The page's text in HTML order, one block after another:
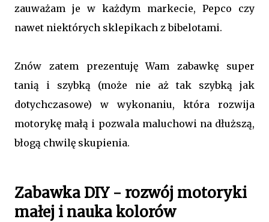
zauważam je w każdym markecie, Pepco czy
nawet niektórych sklepikach z bibelotami.
Znów zatem prezentuję Wam zabawkę super
tanią i szybką (może nie aż tak szybką jak
dotychczasowe) w wykonaniu, która rozwija
motorykę małą i pozwala maluchowi na dłuższą,
błogą chwilę skupienia.
Zabawka DIY - rozwój motoryki
małej i nauka kolorów